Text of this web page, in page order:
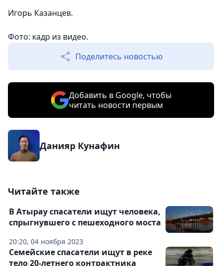
Игорь Казанцев.
Фото: кадр из видео.
Поделитесь новостью
Добавить в Google, чтобы
читать новости первым
Данияр Кунафин
Читайте также
20:20, 04 ноября 2023
В Атырау спасатели ищут человека,
спрыгнувшего с пешеходного моста
Семейские спасатели ищут в реке
тело 20-летнего контрактника